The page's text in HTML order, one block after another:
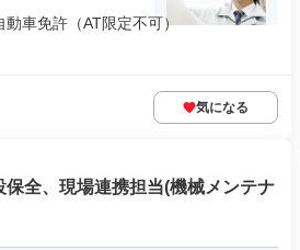
動車免許（AT限定不可）
気になる
全、現場連携担当(機械メンテナ